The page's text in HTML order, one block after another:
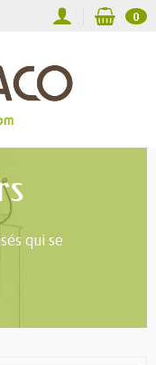
0
qui se